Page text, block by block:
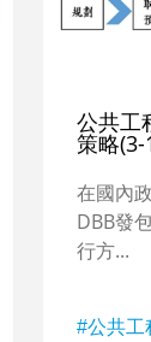
公共工
策略(3-
在國內
DBB發
行方...
公共工